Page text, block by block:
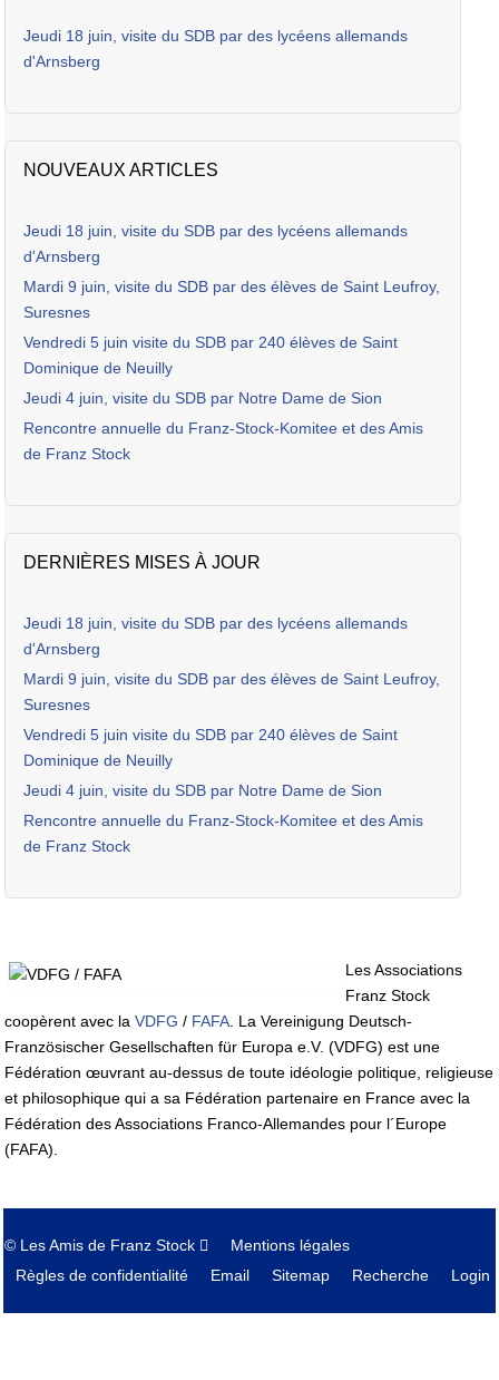
Jeudi 18 juin, visite du SDB par des lycéens allemands
d'Arnsberg
NOUVEAUX ARTICLES
Jeudi 18 juin, visite du SDB par des lycéens allemands
d'Arnsberg
Mardi 9 juin, visite du SDB par des élèves de Saint Leufroy,
Suresnes
Vendredi 5 juin visite du SDB par 240 élèves de Saint
Dominique de Neuilly
Jeudi 4 juin, visite du SDB par Notre Dame de Sion
Rencontre annuelle du Franz-Stock-Komitee et des Amis
de Franz Stock
DERNIÈRES MISES À JOUR
Jeudi 18 juin, visite du SDB par des lycéens allemands
d'Arnsberg
Mardi 9 juin, visite du SDB par des élèves de Saint Leufroy,
Suresnes
Vendredi 5 juin visite du SDB par 240 élèves de Saint
Dominique de Neuilly
Jeudi 4 juin, visite du SDB par Notre Dame de Sion
Rencontre annuelle du Franz-Stock-Komitee et des Amis
de Franz Stock
Les Associations
Franz Stock
coopèrent avec la VDFG / FAFA. La Vereinigung Deutsch-
Französischer Gesellschaften für Europa e.V. (VDFG) est une
Fédération œuvrant au-dessus de toute idéologie politique, religieuse
et philosophique qui a sa Fédération partenaire en France avec la
Fédération des Associations Franco-Allemandes pour l´Europe
(FAFA).
© Les Amis de Franz Stock
Mentions légales
Règles de confidentialité
Email Sitemap Recherche Login